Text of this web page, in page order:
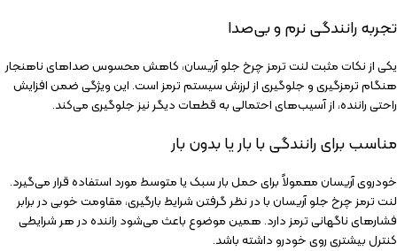
تجربه رانندگی نرم و بی‌صدا
یکی از نکات مثبت لنت ترمز چرخ جلو آریسان، کاهش محسوس صداهای ناهنجار
هنگام ترمزگیری و جلوگیری از لرزش سیستم ترمز است. این ویژگی ضمن افزایش
راحتی راننده، از آسیب‌های احتمالی به قطعات دیگر نیز جلوگیری می‌کند.
مناسب برای رانندگی با بار یا بدون بار
خودروی آریسان معمولاً برای حمل بار سبک یا متوسط مورد استفاده قرار می‌گیرد.
لنت ترمز چرخ جلو آریسان با در نظر گرفتن شرایط بارگیری، مقاومت خوبی در برابر
فشارهای ناگهانی ترمز دارد. همین موضوع باعث می‌شود راننده در هر شرایطی
کنترل بیشتری روی خودرو داشته باشد.